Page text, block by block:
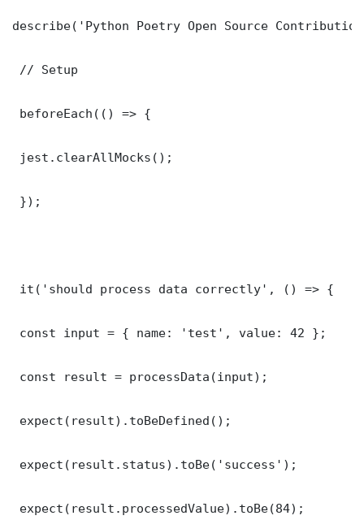
describe('Python Poetry Open Source
// Setup
beforeEach(() => {
jest.clearAllMocks();
});
it('should process data correctly', () => {
const input = { name: 'test', value: 42 };
const result = processData(input);
expect(result).toBeDefined();
expect(result.status).toBe('success');
expect(result.processedValue).toBe(84);